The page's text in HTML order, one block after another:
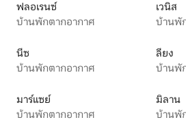
ฟลอเรนซ์
บ้านพักตากอากาศ
เวนิส
บ้านพั
นีซ
บ้านพักตากอากาศ
ลียง
บ้านพั
มาร์แซย์
บ้านพักตากอากาศ
มิลาน
บ้านพั